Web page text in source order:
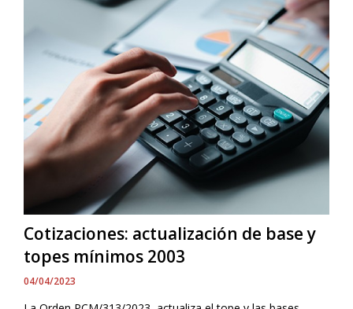
Cotizaciones: actualización de base y
topes mínimos 2003
04/04/2023